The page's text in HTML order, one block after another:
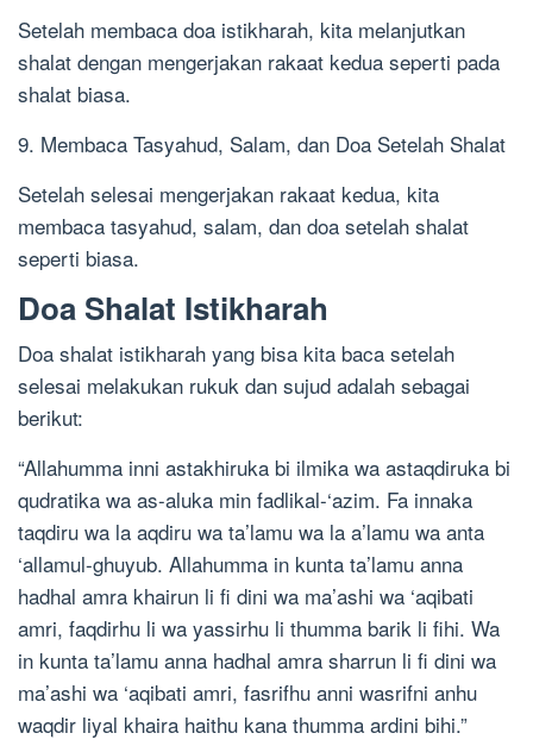
Setelah membaca doa istikharah, kita melanjutkan
shalat dengan mengerjakan rakaat kedua seperti pada
shalat biasa.
9. Membaca Tasyahud, Salam, dan Doa Setelah Shalat
Setelah selesai mengerjakan rakaat kedua, kita
membaca tasyahud, salam, dan doa setelah shalat
seperti biasa.
Doa Shalat Istikharah
Doa shalat istikharah yang bisa kita baca setelah
selesai melakukan rukuk dan sujud adalah sebagai
berikut:
“Allahumma inni astakhiruka bi ilmika wa astaqdiruka bi
qudratika wa as-aluka min fadlikal-‘azim. Fa innaka
taqdiru wa la aqdiru wa ta’lamu wa la a’lamu wa anta
‘allamul-ghuyub. Allahumma in kunta ta’lamu anna
hadhal amra khairun li fi dini wa ma’ashi wa ‘aqibati
amri, faqdirhu li wa yassirhu li thumma barik li fihi. Wa
in kunta ta’lamu anna hadhal amra sharrun li fi dini wa
ma’ashi wa ‘aqibati amri, fasrifhu anni wasrifni anhu
waqdir liyal khaira haithu kana thumma ardini bihi.”